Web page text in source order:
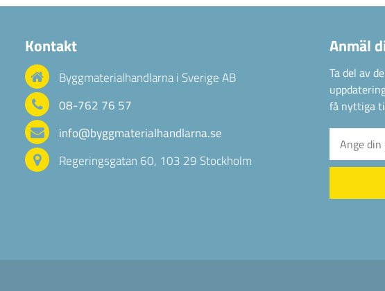
Kontakt
Byggmaterialhandlarna i Sverige AB
08-762 76 57
info@byggmaterialhandlarna.se
Regeringsgatan 60, 103 29 Stockholm
Anmäl
Ta del av
få nyttiga